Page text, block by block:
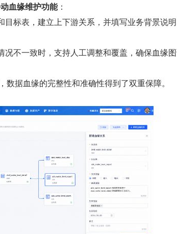
血缘维护功能：
目标表，建立上下游关系，并填写业务背景说
况不一致时，支持人工调整和覆盖，确保血缘
数据血缘的完整性和准确性得到了双重保障。